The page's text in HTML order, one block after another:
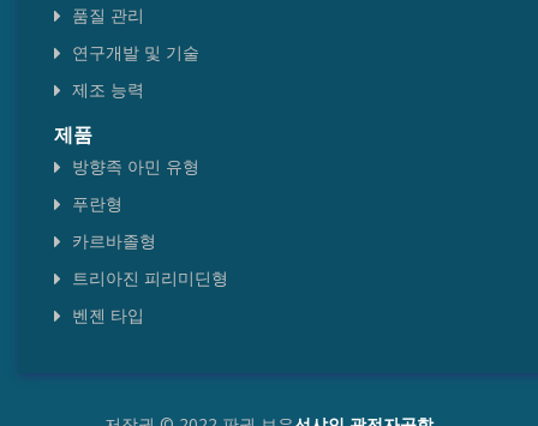
품질 관리
연구개발 및 기술
제조 능력
제품
방향족 아민 유형
푸란형
카르바졸형
트리아진 피리미딘형
벤젠 타입